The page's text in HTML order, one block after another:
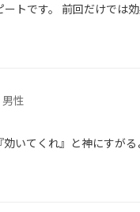
トです。 前回だけでは
性
いてくれ』と神にすが